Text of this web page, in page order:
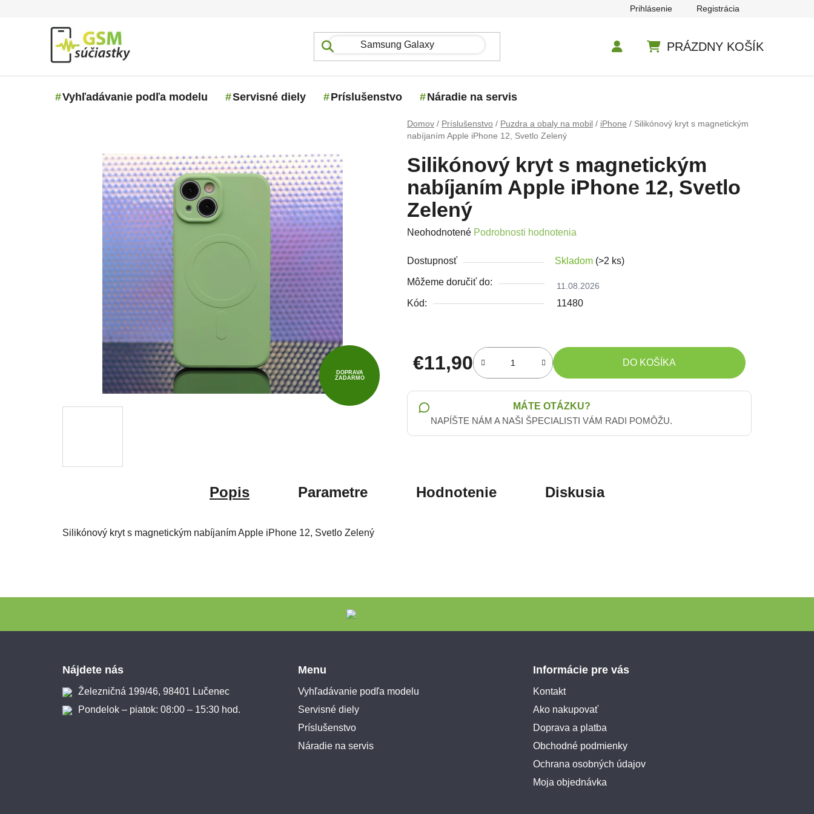
Prihlásenie Registrácia
PRÁZDNY KOŠÍK
Vyhľadávanie podľa modelu Servisné diely Príslušenstvo Náradie na servis
Domov / Príslušenstvo / Puzdra a obaly na mobil / iPhone / Silikónový kryt s magnetickým
nabíjaním Apple iPhone 12, Svetlo Zelený
Silikónový kryt s magnetickým
nabíjaním Apple iPhone 12, Svetlo
Zelený
Priemerné hodnotenie produktu je 0,0 z 5 hviezdičiek.
Neohodnotené Podrobnosti hodnotenia
Dostupnosť Skladom (>2 ks)
Môžeme doručiť do: 11.08.2026
Kód: 11480
€11,90
Jednotková cena:
DO KOŠÍKA
MÁTE OTÁZKU?
NAPÍŠTE NÁM A NAŠI ŠPECIALISTI VÁM RADI POMÔŽU.
DOPRAVA
ZADARMO
Popis Parametre Hodnotenie Diskusia
Silikónový kryt s magnetickým nabíjaním Apple iPhone 12, Svetlo Zelený
Nájdete nás
Železničná 199/46, 98401 Lučenec
Pondelok – piatok: 08:00 – 15:30 hod.
Menu
Vyhľadávanie podľa modelu
Servisné diely
Príslušenstvo
Náradie na servis
Informácie pre vás
Kontakt
Ako nakupovať
Doprava a platba
Obchodné podmienky
Ochrana osobných údajov
Moja objednávka